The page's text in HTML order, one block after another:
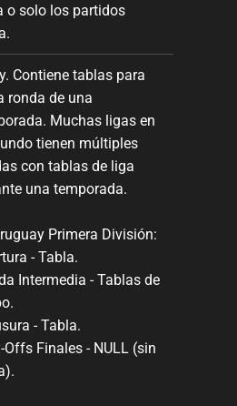
o solo los partidos
Contiene tablas para
ronda de una
Muchas ligas en
tienen múltiples
con tablas de liga
una temporada.
Primera División:
- Tabla.
Intermedia - Tablas de
- Tabla.
Offs Finales - NULL (sin